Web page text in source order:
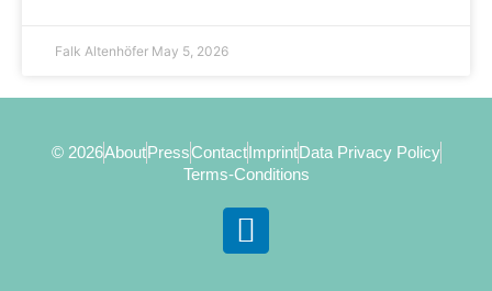
Falk Altenhöfer May 5, 2026
© 2026AboutPressContactImprintData Privacy Policy
Terms-Conditions